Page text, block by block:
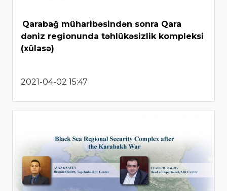
Qarabağ müharibəsindən sonra Qara
dəniz regionunda təhlükəsizlik kompleksi
(xülasə)
2021-04-02 15:47